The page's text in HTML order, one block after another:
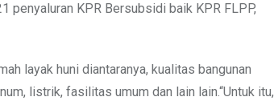
penyaluran KPR Bersubsidi baik KPR FLPP,
layak huni diantaranya, kualitas bangunan
listrik, fasilitas umum dan lain lain.“Untuk itu,